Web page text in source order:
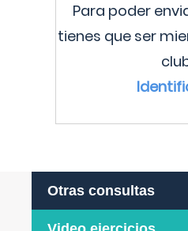
Para poder
tienes que ser
Otras consultas